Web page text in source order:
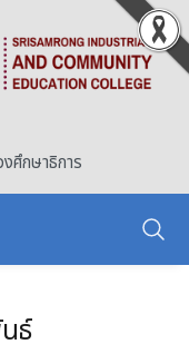
ศึกษาธิการ
ธ์